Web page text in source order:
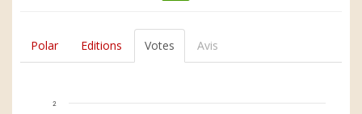
Polar Editions Votes Avis
2